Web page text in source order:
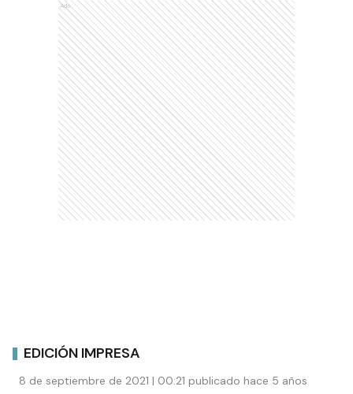
Ads
EDICIÓN IMPRESA
8 de septiembre de 2021 | 00:21 publicado hace 5 años